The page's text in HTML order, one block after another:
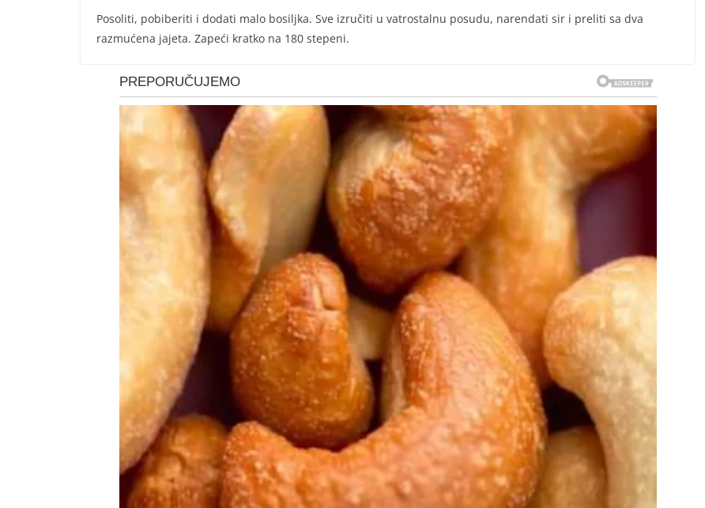
Posoliti, pobiberiti i dodati malo bosiljka. Sve izručiti u vatrostalnu posudu, narendati sir i preliti sa dva
razmućena jajeta. Zapeći kratko na 180 stepeni.